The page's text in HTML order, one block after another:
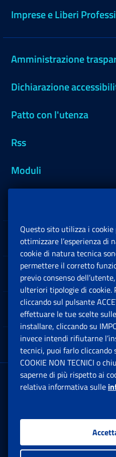
Imprese e Liberi
Amministrazione
Dichiarazione
Patto con l'utenza
Rss
Moduli
Sedi e Contatti
Software
Note Legali
App mobile
Sede Legale : Via
00144 Roma
Questo sito utilizza i
ottimizzare l’esperienza di
cookie di natura tecnica
permettere il corretto
previo consenso
ulteriori tipologie di
cliccando sul pulsante
effettuare le tue scelte
installare, cliccando su
invece intendi rifiutarne
tecnici, puoi farlo cliccando
COOKIE NON TECNICI o
saperne di più rispetto ai
relativa informativa sulle